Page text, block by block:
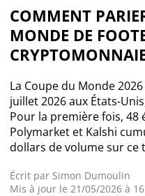
Actualité
Actualité
Actualité NFT
Actualité
Actualité IA
COMMENT
MONDE DE
La Coupe du Monde
juillet 2026 aux États-
Pour la première fois,
Polymarket et Kalshi
dollars de volume sur ce
Écrit par Simon Dumoulin
Mis à jour le 21/05/2026 à